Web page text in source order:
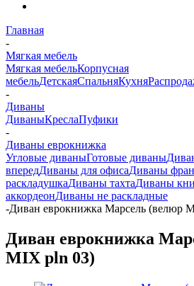
Главная
-
Мягкая мебель
Мягкая мебельКорпусная
мебельДетскаяСпальняКухня
-
Диваны
ДиваныКреслаПуфики
-
Диваны еврокнижка
Угловые диваныГотовые диваны
впередДиваны для офисаДиваны
раскладушкаДиваны тахтаДиваны
аккордеонДиваны не раскладные
-Диван еврокнижка Марсель (велюр
Диван еврокнижка
MIX pln 03)